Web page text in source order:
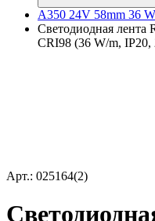
A350 24V 58mm 36
Светодиодная лента
CRI98 (36 W/m,
Арт.: 025164(2)